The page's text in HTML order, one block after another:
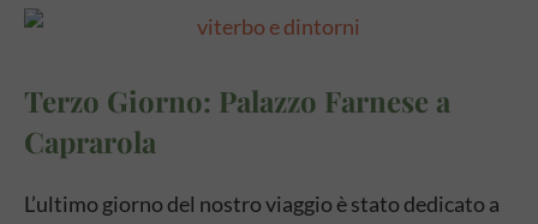
Terzo Giorno: Palazzo Farnese a
Caprarola
L’ultimo giorno del nostro viaggio è stato dedicato a